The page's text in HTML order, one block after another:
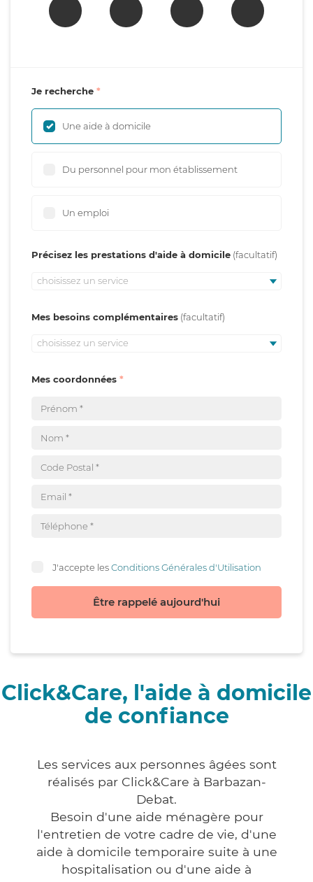
Je recherche
Une aide à domicile
Du personnel pour mon établissement
Un emploi
Précisez les prestations d'aide à domicile
choisissez un service
Mes besoins complémentaires
choisissez un service
Mes coordonnées
J'accepte lesConditions Générales d'Utilisation
Être rappelé aujourd'hui
Click&Care, l'aide à domicile
de confiance
Les services aux personnes âgées sont
réalisés par Click&Care à Barbazan-
Debat.
Besoin d'une aide ménagère pour
l'entretien de votre cadre de vie, d'une
aide à domicile temporaire suite à une
hospitalisation ou d'une aide à